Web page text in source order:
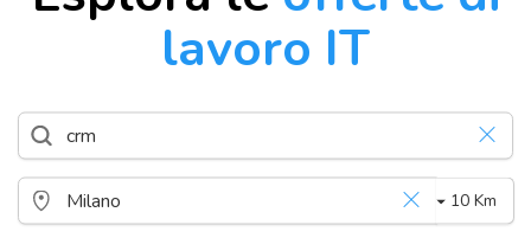
lavoro IT
10 Km